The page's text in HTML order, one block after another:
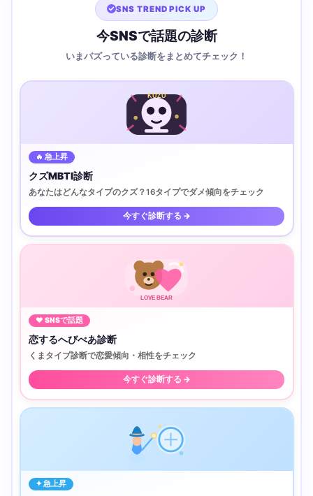
SNS TREND PICK UP
今SNSで話題の診断
いまバズっている診断をまとめてチェック！
KUZU
🔥 急上昇
クズMBTI診断
あなたはどんなタイプのクズ？16タイプでダメ傾向をチェック
今すぐ診断する →
LOVE BEAR
♥ SNSで話題
恋するへびべあ診断
くまタイプ診断で恋愛傾向・相性をチェック
今すぐ診断する →
✦ 急上昇